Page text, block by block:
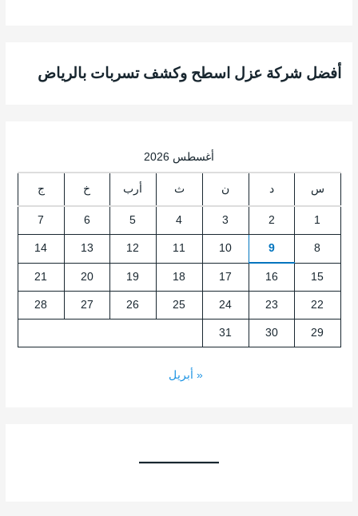
أفضل شركة عزل اسطح وكشف تسربات بالرياض
أغسطس 2026
س د ن ث أرب خ ج
1
2
3
4
5
6
7
8
9
10
11
12
13
14
15
16
17
18
19
20
21
22
23
24
25
26
27
28
29
30
31
« أبريل